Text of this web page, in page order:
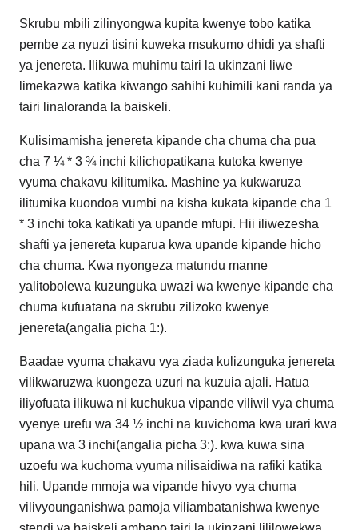
Skrubu mbili zilinyongwa kupita kwenye tobo katika
pembe za nyuzi tisini kuweka msukumo dhidi ya shafti
ya jenereta. Ilikuwa muhimu tairi la ukinzani liwe
limekazwa katika kiwango sahihi kuhimili kani randa ya
tairi linaloranda la baiskeli.
Kulisimamisha jenereta kipande cha chuma cha pua
cha 7 ¼ * 3 ¾ inchi kilichopatikana kutoka kwenye
vyuma chakavu kilitumika. Mashine ya kukwaruza
ilitumika kuondoa vumbi na kisha kukata kipande cha 1
* 3 inchi toka katikati ya upande mfupi. Hii iliwezesha
shafti ya jenereta kuparua kwa upande kipande hicho
cha chuma. Kwa nyongeza matundu manne
yalitobolewa kuzunguka uwazi wa kwenye kipande cha
chuma kufuatana na skrubu zilizoko kwenye
jenereta(angalia picha 1:).
Baadae vyuma chakavu vya ziada kulizunguka jenereta
vilikwaruzwa kuongeza uzuri na kuzuia ajali. Hatua
iliyofuata ilikuwa ni kuchukua vipande viliwil vya chuma
vyenye urefu wa 34 ½ inchi na kuvichoma kwa urari kwa
upana wa 3 inchi(angalia picha 3:). kwa kuwa sina
uzoefu wa kuchoma vyuma nilisaidiwa na rafiki katika
hili. Upande mmoja wa vipande hivyo vya chuma
vilivyounganishwa pamoja viliambatanishwa kwenye